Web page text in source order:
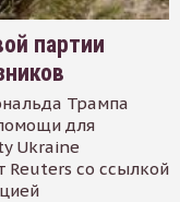
партии
Трампа
для
Ukraine
Reuters со ссылкой